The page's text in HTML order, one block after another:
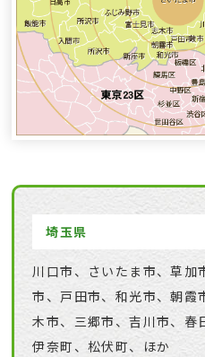
埼玉県
川口市、さいたま市、草加
市、戸田市、和光市、朝霞
木市、三郷市、吉川市、春
伊奈町、松伏町、ほか